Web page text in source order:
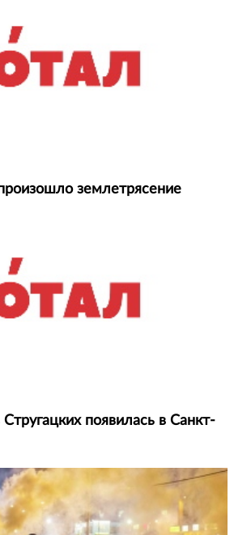
землетрясение
появилась в Санкт-